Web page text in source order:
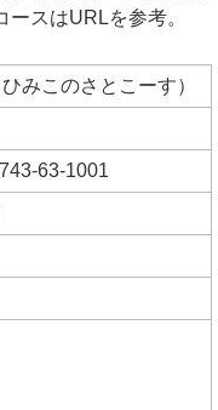
スはURLを参考。
みこのさとこーす）
63-1001